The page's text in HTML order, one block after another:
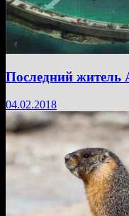
Последний житель
04.02.2018